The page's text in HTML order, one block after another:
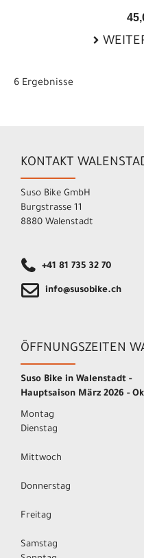
6 Ergebnisse
KONTAKT
Suso Bike GmbH
Burgstrasse 11
8880 Walenstadt
+41 81 735 32 70
info@susobike.ch
ÖFFNUNGSZEITEN
Suso Bike in Walenstadt -
Hauptsaison März 2026 -
Montag
Dienstag
Mittwoch
Donnerstag
Freitag
Samstag